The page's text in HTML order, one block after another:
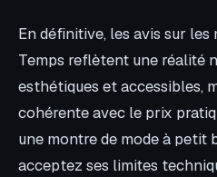
En définitive, les avis sur
Temps reflètent une réalité
esthétiques et accessibles,
cohérente avec le prix
une montre de mode à petit
acceptez ses limites